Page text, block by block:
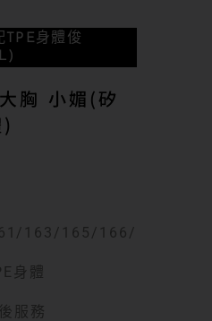
TPE身體 俊
胸 小媚(矽
163/165/166/
身體
服務